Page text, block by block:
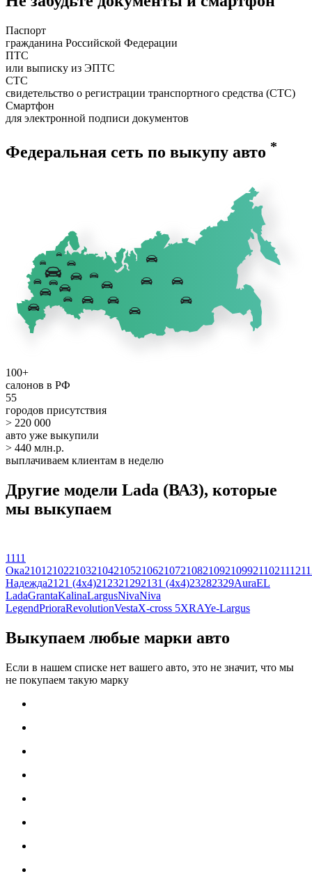
Паспорт
гражданина Российской Федерации
ПТС
или выписку из ЭПТС
СТС
свидетельство о регистрации транспортного средства (СТС)
Смартфон
для электронной подписи документов
Федеральная сеть по выкупу авто *
100+
салонов в РФ
55
городов присутствия
> 220 000
авто уже выкупили
> 440 млн.р.
выплачиваем клиентам в неделю
Другие модели Lada (ВАЗ), которые
мы выкупаем
1111
Ока2101 210221032104210521062107210821092109921102111
Надежда2121 (4x4)212321292131 (4x4)23282329AuraEL
LadaGrantaKalinaLargusNivaNiva
LegendPrioraRevolutionVestaX-cross 5XRAYe-Largus
Выкупаем любые марки авто
Если в нашем списке нет вашего авто, это не значит, что мы
не покупаем такую марку